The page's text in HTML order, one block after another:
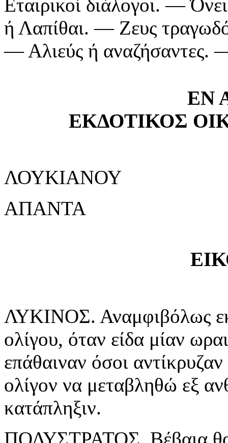
Εταιρικοί διάλογοι. —
ή Λαπίθαι. — Ζευς
— Αλιεύς ή αναζήσαντες.
ΕΝ
ΕΚΔΟΤΙΚΟΣ
ΛΟΥΚΙΑΝΟΥ
ΑΠΑΝΤΑ
ΛΥΚΙΝΟΣ. Αναμφιβόλως
ολίγου, όταν είδα μίαν
επάθαιναν όσοι
ολίγον να μεταβληθώ εξ
κατάπληξιν.
ΠΟΛΥΣΤΡΑΤΟΣ. Βέβαια θα